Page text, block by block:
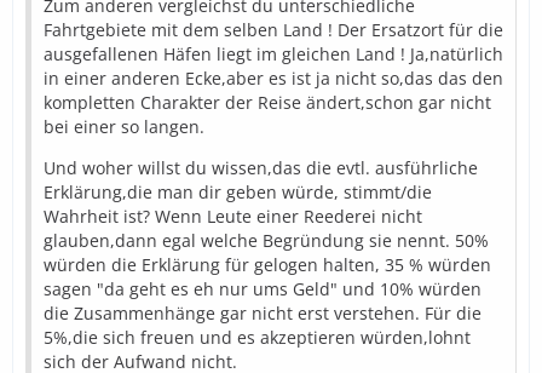
Zum anderen vergleichst du unterschiedliche
Fahrtgebiete mit dem selben Land ! Der Ersatzort für die
ausgefallenen Häfen liegt im gleichen Land ! Ja,natürlich
in einer anderen Ecke,aber es ist ja nicht so,das das den
kompletten Charakter der Reise ändert,schon gar nicht
bei einer so langen.
Und woher willst du wissen,das die evtl. ausführliche
Erklärung,die man dir geben würde, stimmt/die
Wahrheit ist? Wenn Leute einer Reederei nicht
glauben,dann egal welche Begründung sie nennt. 50%
würden die Erklärung für gelogen halten, 35 % würden
sagen "da geht es eh nur ums Geld" und 10% würden
die Zusammenhänge gar nicht erst verstehen. Für die
5%,die sich freuen und es akzeptieren würden,lohnt
sich der Aufwand nicht.